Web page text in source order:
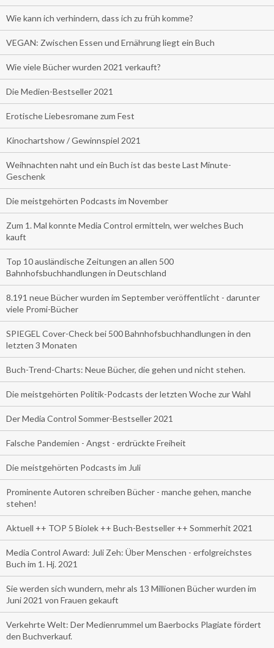
Wie kann ich verhindern, dass ich zu früh komme?
VEGAN: Zwischen Essen und Ernährung liegt ein Buch
Wie viele Bücher wurden 2021 verkauft?
Die Medien-Bestseller 2021
Erotische Liebesromane zum Fest
Kinochartshow / Gewinnspiel 2021
Weihnachten naht und ein Buch ist das beste Last Minute-
Geschenk
Die meistgehörten Podcasts im November
Zum 1. Mal konnte Media Control ermitteln, wer welches Buch
kauft
Top 10 ausländische Zeitungen an allen 500
Bahnhofsbuchhandlungen in Deutschland
8.191 neue Bücher wurden im September veröffentlicht - darunter
viele Promi-Bücher
SPIEGEL Cover-Check bei 500 Bahnhofsbuchhandlungen in den
letzten 3 Monaten
Buch-Trend-Charts: Neue Bücher, die gehen und nicht stehen.
Die meistgehörten Politik-Podcasts der letzten Woche zur Wahl
Der Media Control Sommer-Bestseller 2021
Falsche Pandemien - Angst - erdrückte Freiheit
Die meistgehörten Podcasts im Juli
Prominente Autoren schreiben Bücher - manche gehen, manche
stehen!
Aktuell ++ TOP 5 Biolek ++ Buch-Bestseller ++ Sommerhit 2021
Media Control Award: Juli Zeh: Über Menschen - erfolgreichstes
Buch im 1. Hj. 2021
Sie werden sich wundern, mehr als 13 Millionen Bücher wurden im
Juni 2021 von Frauen gekauft
Verkehrte Welt: Der Medienrummel um Baerbocks Plagiate fördert
den Buchverkauf.